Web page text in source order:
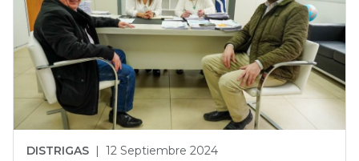
DISTRIGAS | 12 Septiembre 2024